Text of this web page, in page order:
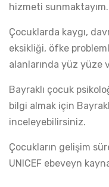
hizmeti sunmaktayım.
Çocuklarda kaygı,
eksikliği, öfke
alanlarında yüz yüze
Bayraklı çocuk
bilgi almak için
inceleyebilirsiniz.
Çocukların gelişim
UNICEF ebeveyn